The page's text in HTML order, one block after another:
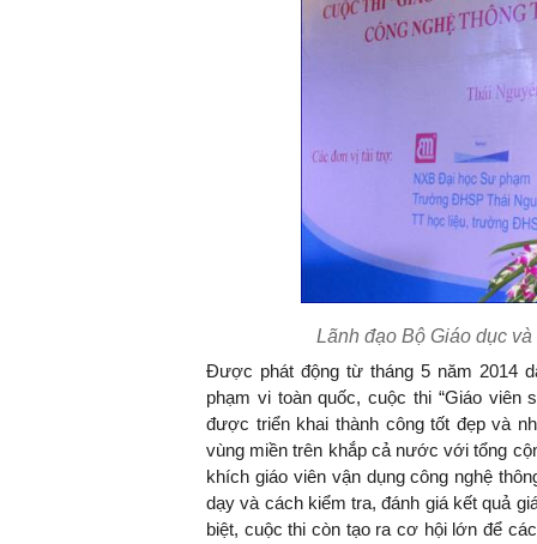
Lãnh đạo Bộ Giáo dục
Được phát động từ tháng 5 năm 2014
phạm vi toàn quốc, cuộc thi “Giáo viên
được triển khai thành công tốt đẹp và
vùng miền trên khắp cả nước với tổng
khích giáo viên vận dụng công nghệ
dạy và cách kiểm tra, đánh giá kết quả
biệt, cuộc thi còn tạo ra cơ hội lớn để